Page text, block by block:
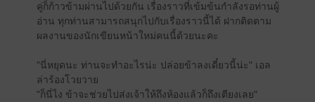
คู่ก็ก้าวข้ามผ่านไปด้วยกัน เรื่องราวที่เข้มข้นกำลังรอท่านผู้
อ่าน ทุกท่านสามารถสนุกไปกับเรื่องราวนี้ได้ ฝากติดตาม
ผลงานของนักเขียนหน้าใหม่คนนี้ด้วยนะคะ
"นี่หยุดนะ ท่านจะทำอะไรน่ะ ปล่อยข้าลงเดี๋ยวนี้น่ะ" เอล
ล่าร้องโวยวาย
"ก็นี่ไง ข้าจะช่วยไปส่งเจ้าให้ถึงห้องแล้วก็ถึงเตียงเลย"